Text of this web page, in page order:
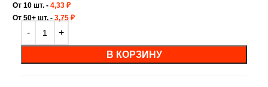
От 10 шт. - 4,33 ₽
От 50+ шт. - 3,75 ₽
В КОРЗИНУ